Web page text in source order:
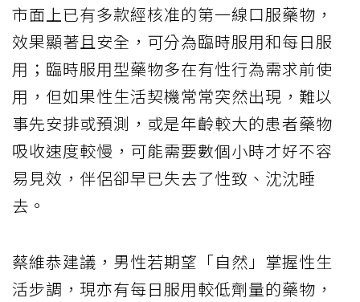
市面上已有多款經核准的第一線口服藥物，
效果顯著且安全，可分為臨時服用和每日服
用；臨時服用型藥物多在有性行為需求前使
用，但如果性生活契機常常突然出現，難以
事先安排或預測，或是年齡較大的患者藥物
吸收速度較慢，可能需要數個小時才好不容
易見效，伴侶卻早已失去了性致、沈沈睡
去。
蔡維恭建議，男性若期望「自然」掌握性生
活步調，現亦有每日服用較低劑量的藥物，